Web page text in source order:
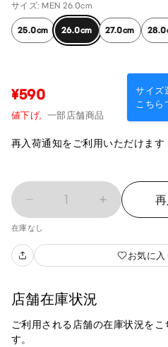
サイズ: MEN 26.0cm
25.0cm 26.0cm 27.0cm
サイズ
こちら
¥590
値下げ, 一部店舗商品
再入荷通知をご利用いただけます
1
在庫なし
お気に
店舗在庫状況
ご利用される店舗の在庫状況を
す。